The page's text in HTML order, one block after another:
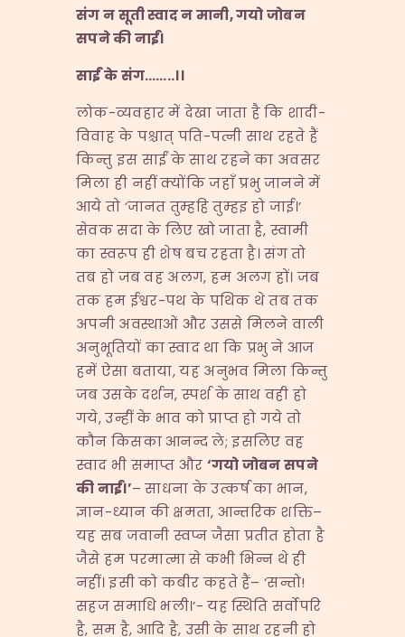
संग न सूती स्वाद न मानी,गयो जोबन
सपने की नाईं।
साईं के संग……..।।
लोक-व्यवहार में देखा जाता है कि शादी-
विवाह के पश्चात् पति-पत्नी साथ रहते हैं
किन्तु इस साईं के साथ रहने का अवसर
मिला ही नहीं क्योंकि जहाँ प्रभु जानने में
आये तो ‘जानत तुम्हहि तुम्हइ हो जाई।’
सेवक सदा के लिए खो जाता है, स्वामी
का स्वरूप ही शेष बच रहता है। संग तो
तब हो जब वह अलग, हम अलग हों। जब
तक हम ईश्वर-पथ के पथिक थे तब तक
अपनी अवस्थाओं और उससे मिलने वाली
अनुभूतियों का स्वाद था कि प्रभु ने आज
हमें ऐसा बताया, यह अनुभव मिला किन्तु
जब उसके दर्शन, स्पर्श के साथ वही हो
गये, उन्हीं के भाव को प्राप्त हो गये तो
कौन किसका आनन्द ले; इसलिए वह
स्वाद भी समाप्त और ‘गयो जोबन सपने
की नाईं।’– साधना के उत्कर्ष का भान,
ज्ञान-ध्यान की क्षमता, आन्तरिक शक्ति–
यह सब जवानी स्वप्न जैसा प्रतीत होता है
जैसे हम परमात्मा से कभी भिन्न थे ही
नहीं। इसी को कबीर कहते हैं– ‘सन्तो!
सहज समाधि भली।’- यह स्थिति सर्वोपरि
है, सम है, आदि है, उसी के साथ रहनी हो